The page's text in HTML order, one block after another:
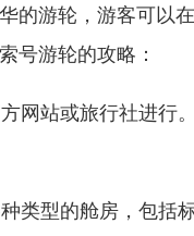
的游轮，游客可以
号游轮的攻略：
网站或旅行社进行
类型的舱房，包括